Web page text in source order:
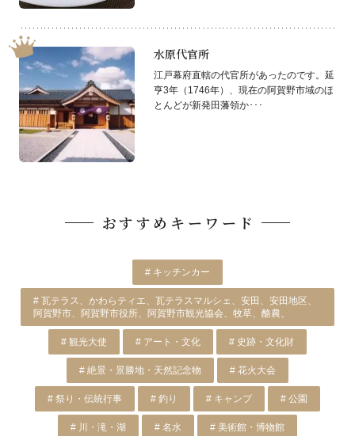
水原代官所
江戸幕府直轄の代官所があったのです。延
亨3年（1746年）、現在の阿賀野市域のほ
とんどが新発田藩領か･･･
おすすめキーワード
# キッチンカー
# 瓦テラス、かわらティエ、瓦テラスマルシェ、安田、安田地区、
阿賀野市、阿賀野市役所、阿賀野市観光協会、牧草、酪農、
# 観光大使 # アート・文化 # 史跡・文化財
# 絶景・景勝地・天然記念物 # 花火大会
# 祭り・伝統行事 # 釣り # キャンプ # 公園
# 川・滝・湖 # 名水 # 美術館・博物館